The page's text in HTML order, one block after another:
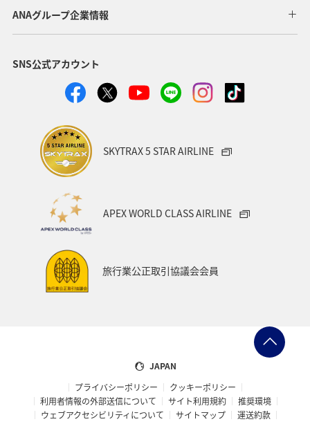
ANAグループ企業情報
SNS公式アカウント
SKYTRAX 5 STAR AIRLINE
APEX WORLD CLASS AIRLINE
旅行業公正取引協議会会員
JAPAN
プライバシーポリシー
クッキーポリシー
利用者情報の外部送信について
サイト利用規約
推奨環境
ウェブアクセシビリティについて
サイトマップ
運送約款